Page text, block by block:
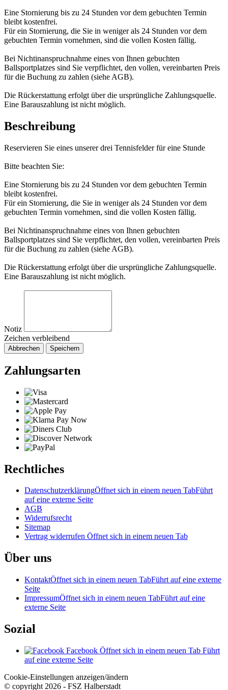
Eine Stornierung bis zu 24 Stunden vor dem gebuchten Termin
bleibt kostenfrei.
Für ein Stornierung, die Sie in weniger als 24 Stunden vor dem
gebuchten Termin vornehmen, sind die vollen Kosten fällig.
Bei Nichtinanspruchnahme eines von Ihnen gebuchten
Ballsportplatzes sind Sie verpflichtet, den vollen, vereinbarten Preis
für die Buchung zu zahlen (siehe AGB).
Die Rückerstattung erfolgt über die ursprüngliche Zahlungsquelle.
Eine Barauszahlung ist nicht möglich.
Beschreibung
Reservieren Sie eines unserer drei Tennisfelder für eine Stunde
Bitte beachten Sie:
Eine Stornierung bis zu 24 Stunden vor dem gebuchten Termin
bleibt kostenfrei.
Für ein Stornierung, die Sie in weniger als 24 Stunden vor dem
gebuchten Termin vornehmen, sind die vollen Kosten fällig.
Bei Nichtinanspruchnahme eines von Ihnen gebuchten
Ballsportplatzes sind Sie verpflichtet, den vollen, vereinbarten Preis
für die Buchung zu zahlen (siehe AGB).
Die Rückerstattung erfolgt über die ursprüngliche Zahlungsquelle.
Eine Barauszahlung ist nicht möglich.
Notiz
Zeichen verbleibend
Abbrechen Speichern
Zahlungsarten
Rechtliches
DatenschutzerklärungÖffnet sich in einem neuen TabFührt
auf eine externe Seite
AGB
Widerrufsrecht
Sitemap
Vertrag widerrufen Öffnet sich in einem neuen Tab
Über uns
KontaktÖffnet sich in einem neuen TabFührt auf eine externe
Seite
ImpressumÖffnet sich in einem neuen TabFührt auf eine
externe Seite
Sozial
Facebook Öffnet sich in einem neuen Tab Führt
auf eine externe Seite
Cookie-Einstellungen anzeigen/ändern
© copyright 2026 - FSZ Halberstadt